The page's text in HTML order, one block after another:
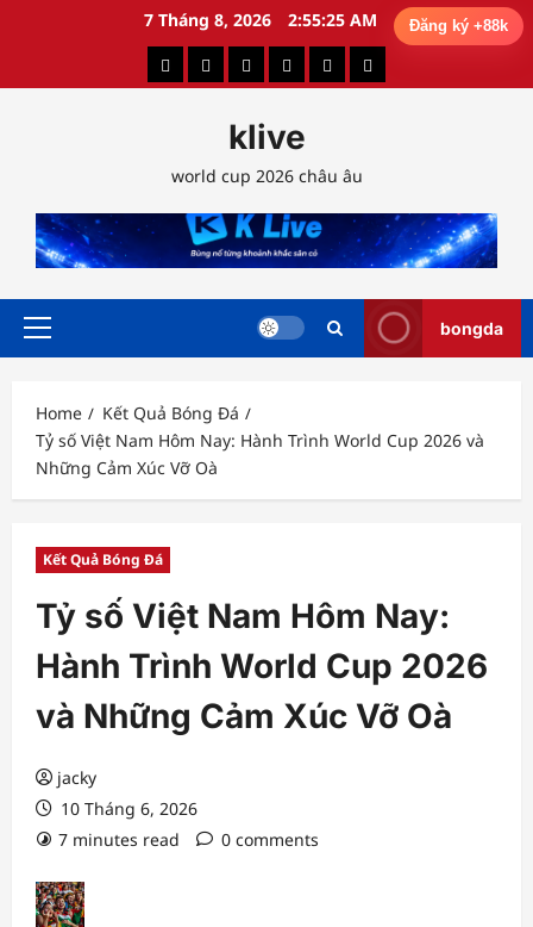
7 Tháng 8, 2026 2:55:26 AM
Kết
Đá
Lịch Ngoại
Anh
Phân
Chiến
Thuật
Phân
Gia
Tỷ
klive
world cup 2026 châu âu
Primary
bongda
Home
Kết Quả Bóng Đá
Tỷ số Việt Nam Hôm Nay: Hành Trình World Cup 2026 và
Những Cảm Xúc Vỡ Oà
Kết Quả Bóng Đá
Tỷ số Việt Nam Hôm Nay:
Hành Trình World Cup 2026
và Những Cảm Xúc Vỡ Oà
jacky
10 Tháng 6, 2026
7 minutes read
0 comments
Đăng ký +88k